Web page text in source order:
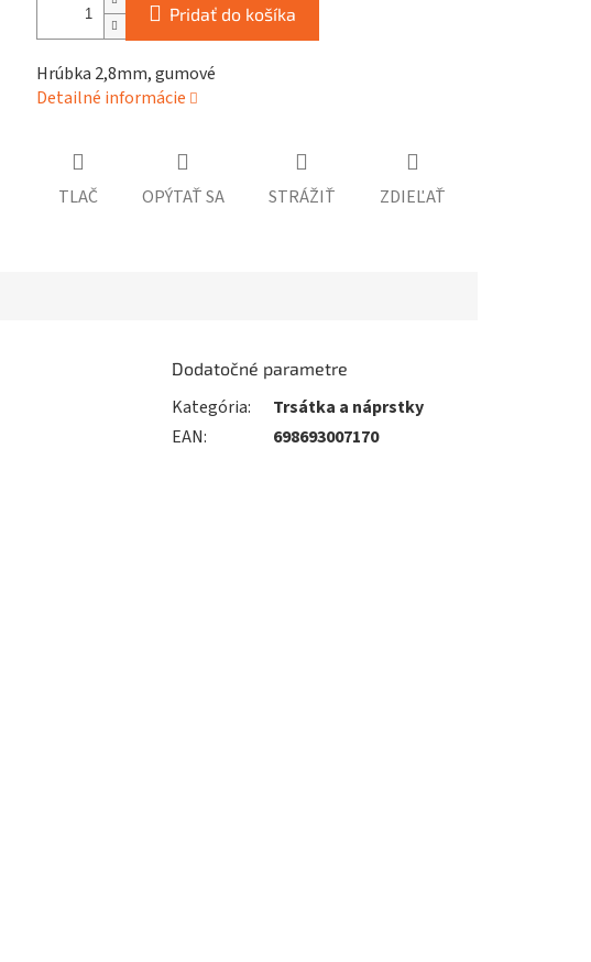
Pridať do košíka
Hrúbka 2,8mm, gumové
Detailné informácie
TLAČ OPÝTAŤ SA STRÁŽIŤ ZDIEĽAŤ
Dodatočné parametre
Kategória:
Trsátka a náprstky
EAN: 698693007170